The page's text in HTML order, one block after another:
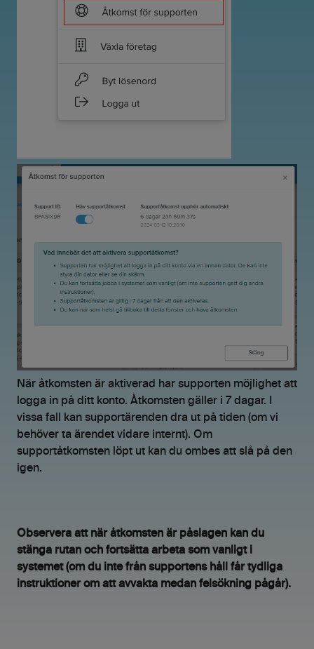
När åtkomsten är aktiverad har supporten möjlighet att
logga in på ditt konto. Åtkomsten gäller i 7 dagar. I
vissa fall kan supportärenden dra ut på tiden (om vi
behöver ta ärendet vidare internt). Om
supportåtkomsten löpt ut kan du ombes att slå på den
igen.
Observera att när åtkomsten är påslagen kan du
stänga rutan och fortsätta arbeta som vanligt i
systemet (om du inte från supportens håll får tydliga
instruktioner om att avvakta medan felsökning pågår).